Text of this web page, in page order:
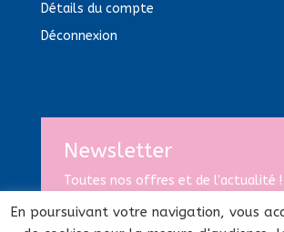
Détails du compte
Déconnexion
Newsletter
Toutes nos offres et de l'actualité !
En poursuivant votre navigation, vous